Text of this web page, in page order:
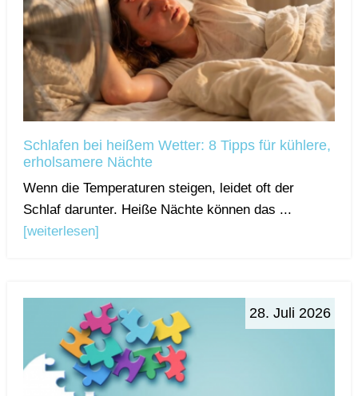
Schlafen bei heißem Wetter: 8 Tipps für kühlere,
erholsamere Nächte
Wenn die Temperaturen steigen, leidet oft der
Schlaf darunter. Heiße Nächte können das ...
[weiterlesen]
28. Juli 2026